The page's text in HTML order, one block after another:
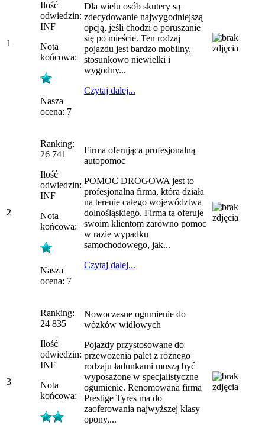
1
Ilość
odwiedzin:
INF
Nota
końcowa:
Nasza
ocena: 7
Dla wielu osób skutery są
zdecydowanie najwygodniejszą
opcją, jeśli chodzi o poruszanie
się po mieście. Ten rodzaj
pojazdu jest bardzo mobilny,
stosunkowo niewielki i
wygodny...
Czytaj dalej...
2
Ranking:
26 741
Ilość
odwiedzin:
INF
Nota
końcowa:
Nasza
ocena: 7
Firma oferująca profesjonalną
autopomoc
POMOC DROGOWA jest to
profesjonalna firma, która działa
na terenie całego województwa
dolnośląskiego. Firma ta oferuje
swoim klientom zarówno pomoc
w razie wypadku
samochodowego, jak...
Czytaj dalej...
3
Ranking:
24 835
Ilość
odwiedzin:
INF
Nota
końcowa:
Nowoczesne ogumienie do
wózków widłowych
Pojazdy przystosowane do
przewożenia palet z różnego
rodzaju ładunkami muszą być
wyposażone w specjalistyczne
ogumienie. Renomowana firma
Prestige Tyres ma do
zaoferowania najwyższej klasy
opony,...